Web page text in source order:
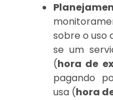
sobre o uso
se um
(hora de
pagando
usa (hora